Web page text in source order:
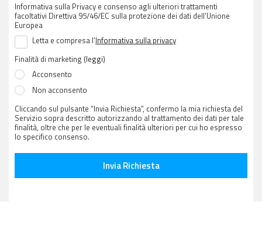
Informativa sulla Privacy e consenso agli ulteriori trattamenti
facoltativi Direttiva 95/46/EC sulla protezione dei dati dell’Unione
Europea
Letta e compresa l’Informativa sulla privacy
Finalità di marketing (leggi)
Acconsento
Non acconsento
Cliccando sul pulsante “Invia Richiesta”, confermo la mia richiesta del
Servizio sopra descritto autorizzando al trattamento dei dati per tale
finalità, oltre che per le eventuali finalità ulteriori per cui ho espresso
lo specifico consenso.
Invia Richiesta